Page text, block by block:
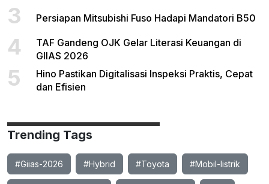
3 Persiapan Mitsubishi Fuso Hadapi Mandatori B50
4
TAF Gandeng OJK Gelar Literasi Keuangan di
GIIAS 2026
5
Hino Pastikan Digitalisasi Inspeksi Praktis, Cepat
dan Efisien
Trending Tags
#Giias-2026 #Hybrid #Toyota #Mobil-listrik